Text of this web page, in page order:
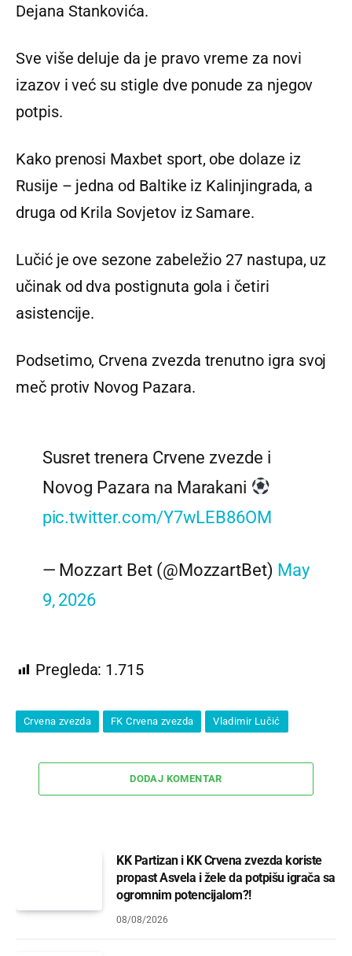
Dejana Stankovića.
Sve više deluje da je pravo vreme za novi
izazov i već su stigle dve ponude za njegov
potpis.
Kako prenosi Maxbet sport, obe dolaze iz
Rusije – jedna od Baltike iz Kalinjingrada, a
druga od Krila Sovjetov iz Samare.
Lučić je ove sezone zabeležio 27 nastupa, uz
učinak od dva postignuta gola i četiri
asistencije.
Podsetimo, Crvena zvezda trenutno igra svoj
meč protiv Novog Pazara.
Susret trenera Crvene zvezde i
Novog Pazara na Marakani
pic.twitter.com/Y7wLEB86OM
— Mozzart Bet (@MozzartBet) May
9, 2026
Pregleda: 1.715
Crvena zvezda FK Crvena zvezda Vladimir Lučić
DODAJ KOMENTAR
KK Partizan i KK Crvena zvezda koriste
propast Asvela i žele da potpišu igrača sa
ogromnim potencijalom?!
08/08/2026